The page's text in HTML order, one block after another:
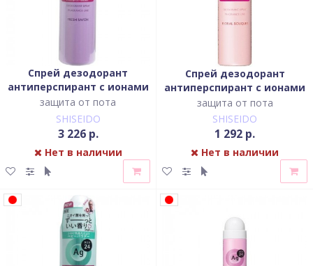
Спрей дезодорант
антиперспирант с ионами
серебра с ароматом
свежести
защита от пота
SHISEIDO
3 226 р.
Нет в наличии
Спрей дезодорант
антиперспирант с ионами
серебра с ароматом
цветов
защита от пота
SHISEIDO
1 292 р.
Нет в наличии